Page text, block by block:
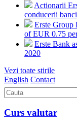
Actionarii
conducerii
Erste Group
of EUR 0.75
Erste Bank
2020
Vezi toate stirile
English Contact
Curs valutar